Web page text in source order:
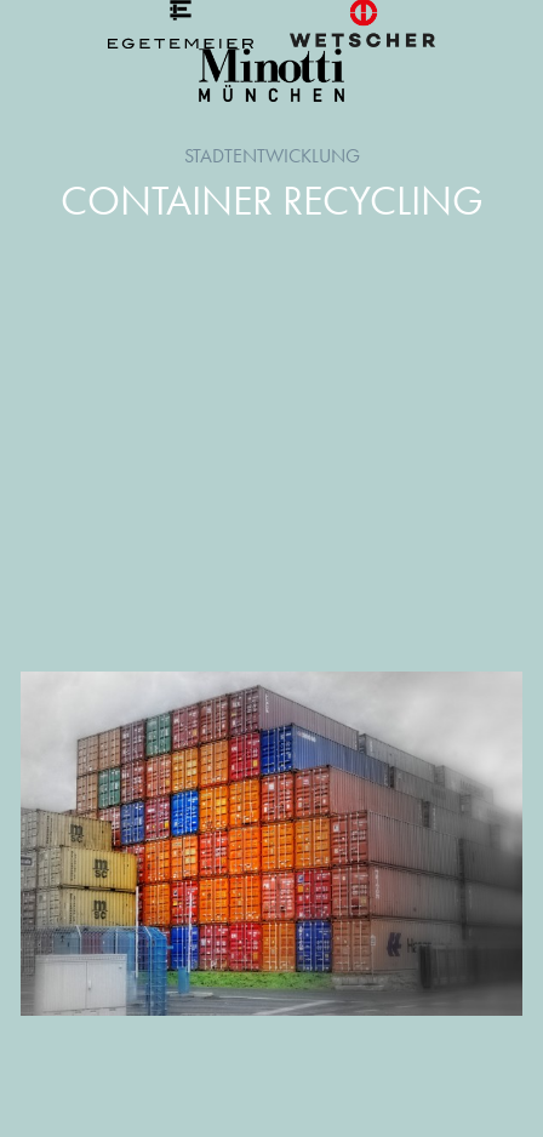
STADTENTWICKLUNG
CONTAINER RECYCLING